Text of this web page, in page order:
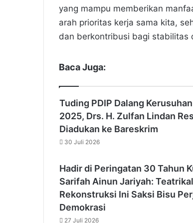
yang mampu memberikan
arah prioritas kerja sama kita,
dan berkontribusi bagi stabilitas
Baca Juga:
Tuding PDIP Dalang
2025, Drs. H. Zulfan Lindan
Diadukan ke Bareskrim
30 Juli 2026
Hadir di Peringatan 30 Tahun
Sarifah Ainun Jariyah: Teatrikal
Rekonstruksi Ini Saksi Bisu
Demokrasi
27 Juli 2026